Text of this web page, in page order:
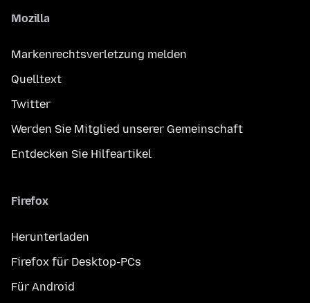
Mozilla
Markenrechtsverletzung melden
Quelltext
Twitter
Werden Sie Mitglied unserer Gemeinschaft
Entdecken Sie Hilfeartikel
Firefox
Herunterladen
Firefox für Desktop-PCs
Für Android